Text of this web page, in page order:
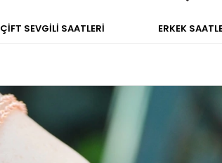
ÇİFT SEVGİLİ SAATLERİ ERKEK